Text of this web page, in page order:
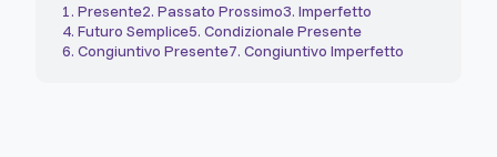
1. Presente2. Passato Prossimo3. Imperfetto
4. Futuro Semplice5. Condizionale Presente
6. Congiuntivo Presente7. Congiuntivo Imperfetto